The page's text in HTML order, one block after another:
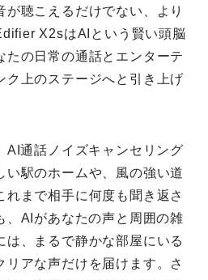
が聴こえるだけでない、より
X2sはAIという賢い頭脳
たの日常の通話とエンターテ
ク上のステージへと引き上げ
AI通話ノイズキャンセリング
い駅のホームや、風の強い道
まで相手に何度も聞き返さ
、AIがあなたの声と周囲の雑
は、まるで静かな部屋にいる
アな声だけを届けます。さ